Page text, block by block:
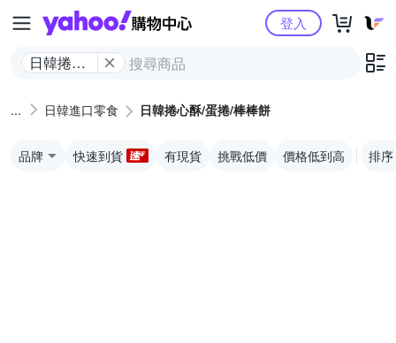
Yahoo購物中心
日韓捲心
棒餅
登入
日韓進口零食 日韓捲心酥/蛋捲/棒棒餅
品牌 快速到貨 有現貨 挑戰低價 價格低到高 排序